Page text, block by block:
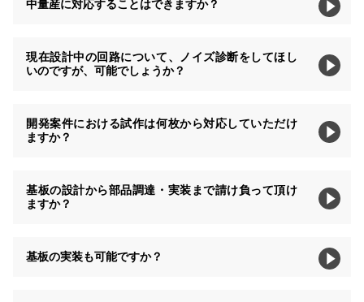
中量産に対応することはできますか？
現在設計中の回路について、ノイズ診断をしてほし
いのですが、可能でしょうか？
開発案件における試作は何枚から対応していただけ
ますか？
基板の設計から部品調達・実装まで請け負って頂け
ますか？
基板の実装も可能ですか？